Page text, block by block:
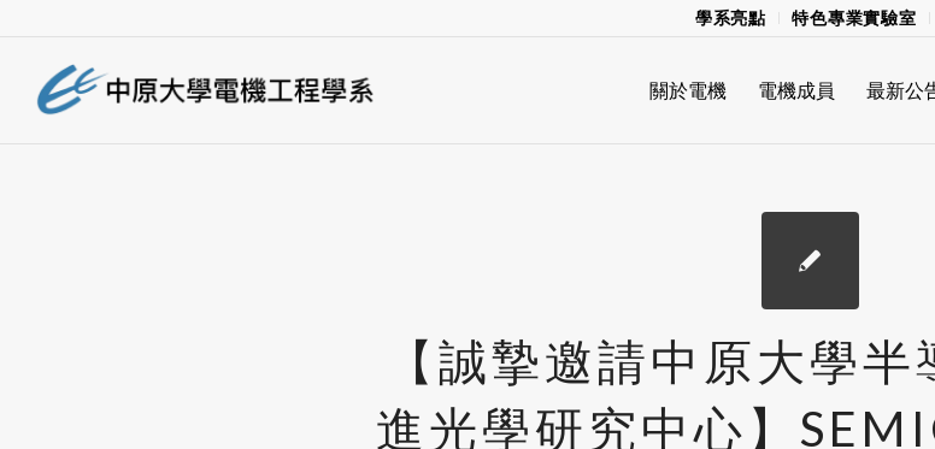
學系亮點 特色專業實驗室
關於電機 電機成員 最新公
【誠摯邀請中原大學
進光學研究中心】